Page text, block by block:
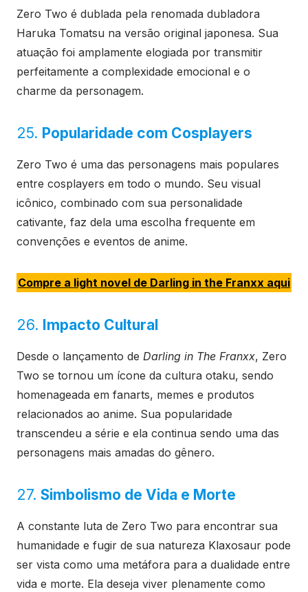
Zero Two é dublada pela renomada dubladora
Haruka Tomatsu na versão original japonesa. Sua
atuação foi amplamente elogiada por transmitir
perfeitamente a complexidade emocional e o
charme da personagem.
25. Popularidade com Cosplayers
Zero Two é uma das personagens mais populares
entre cosplayers em todo o mundo. Seu visual
icônico, combinado com sua personalidade
cativante, faz dela uma escolha frequente em
convenções e eventos de anime.
Compre a light novel de Darling in the Franxx aqui
26. Impacto Cultural
Desde o lançamento de Darling in The Franxx, Zero
Two se tornou um ícone da cultura otaku, sendo
homenageada em fanarts, memes e produtos
relacionados ao anime. Sua popularidade
transcendeu a série e ela continua sendo uma das
personagens mais amadas do gênero.
27. Simbolismo de Vida e Morte
A constante luta de Zero Two para encontrar sua
humanidade e fugir de sua natureza Klaxosaur pode
ser vista como uma metáfora para a dualidade entre
vida e morte. Ela deseja viver plenamente como